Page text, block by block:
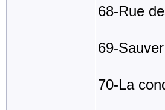
68-Rue
69-
70-La